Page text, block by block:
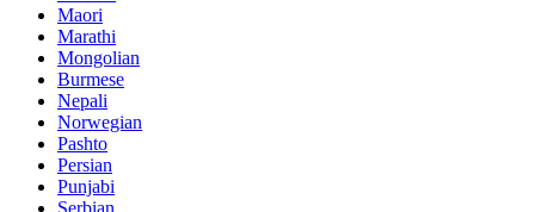
Maori
Marathi
Mongolian
Burmese
Nepali
Norwegian
Pashto
Persian
Punjabi
Serbian